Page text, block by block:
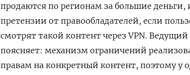
продаются по регионам за большие деньги,
претензии от правообладателей, если
смотрят такой контент через VPN.
поясняет: механизм ограничений
правам на конкретный контент, поэтому у